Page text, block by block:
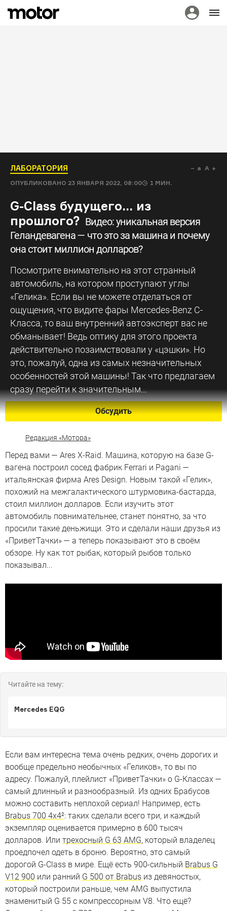
ЛАБОРАТОРИЯ
ОПУБЛИКОВАНО 23 ЯНВАРЯ 2022, 08:00 1 МИН.
a A
G-Class будущего... из
прошлого? Видео: уникальная версия
Геландевагена — что это за машина и почему
она стоит миллион долларов?
Посмотрите внимательно на этот странный
автомобиль, на котором проступают углы
«Гелика». Если вы не можете отделаться от
ощущения, что видите фары Mercedes-Benz C-
Класса, то ваш внутренний автоэксперт вас не
обманывает! Ведь оптику для этого проекта
действительно позаимствовали у «цэшки». Но
это, пожалуй, одна из самых незначительных
особенностей этой машины! Так что предлагаем
сразу перейти к значительным...
Обсудить
Редакция «Мотора»
Перед вами — Ares X-Raid. Машина, которую на базе G-
вагена построил сосед фабрик Ferrari и Pagani —
итальянская фирма Ares Design. Новым такой «Гелик»,
похожий на межгалактического штурмовика-бастарда,
стоил миллион долларов. Если изучить этот
автомобиль повнимательнее, станет понятно, за что
просили такие деньжищи. Это и сделали наши друзья из
«ПриветТачки» — а теперь показывают это в своём
обзоре. Ну как тот рыбак, который рыбов только
показывал...
Читайте на тему:
Mercedes EQG
Если вам интересна тема очень редких, очень дорогих и
вообще предельно необычных «Геликов», то вы по
адресу. Пожалуй, плейлист «ПриветТачки» о G-Классах —
самый длинный и разнообразный. Из одних Брабусов
можно составить неплохой сериал! Например, есть
Brabus 700 4x4²: таких сделали всего три, и каждый
экземпляр оценивается примерно в 600 тысяч
долларов. Или трехосный G 63 AMG, который владелец
проедпочел одеть в броню. Вероятно, это самый
дорогой G-Class в мире. Ещё есть 900-сильный Brabus G
V12 900 или ранний G 500 от Brabus из девяностых,
который построили раньше, чем AMG выпустила
знаменитый G 55 с компрессорным V8. Что ещё?